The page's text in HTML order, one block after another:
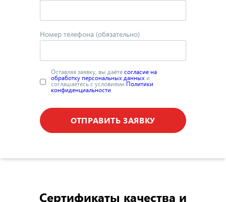
Номер телефона (обязательно)
Оставляя заявку, вы даётесогласие на
обработку персональных данных и
соглашаетесь с условиямиПолитики
конфиденциальности
ОТПРАВИТЬ ЗАЯВКУ
Сертификаты качества и